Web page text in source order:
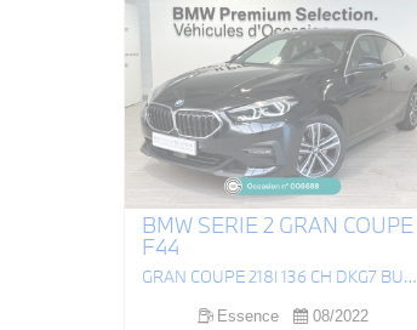
BMW SERIE 2 GRAN COUPE
F44
GRAN COUPE 218I 136 CH DKG7 BUSINESS DESIGN
Essence
08/2022